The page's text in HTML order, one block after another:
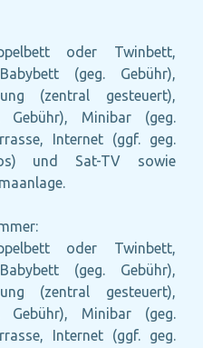
oder Twinbett,
(geg. Gebühr),
(zentral gesteuert),
Gebühr), Minibar (geg.
Internet (ggf. geg.
und Sat-TV sowie
oder Twinbett,
(geg. Gebühr),
(zentral gesteuert),
Gebühr), Minibar (geg.
Internet (ggf. geg.